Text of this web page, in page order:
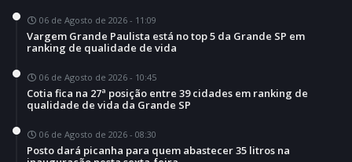
06 de Agosto de 2026 - 11:09
Vargem Grande Paulista está no top 5 da Grande SP em
ranking de qualidade de vida
06 de Agosto de 2026 - 10:45
Cotia fica na 27ª posição entre 39 cidades em ranking de
qualidade de vida da Grande SP
06 de Agosto de 2026 - 08:30
Posto dará picanha para quem abastecer 35 litros na